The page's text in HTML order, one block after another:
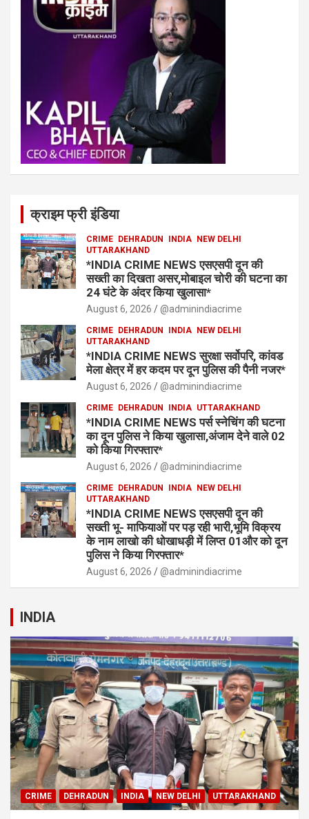
क्राइम फ्री इंडिया
CRIME DEHRADUN INDIA NEW DELHI
UTTARAKHAND
*INDIA CRIME NEWS एसएसपी दून की
सख्ती का दिखता असर,मोबाइल चोरी की घटना का
24 घंटे के अंदर किया खुलासा*
August 6, 2026 @adminindiacrime
CRIME DEHRADUN INDIA NEW DELHI
UTTARAKHAND
*INDIA CRIME NEWS सुरक्षा सर्वोपरि, कांवड
मेला क्षेत्र में हर कदम पर दून पुलिस की पैनी नजर*
August 6, 2026 @adminindiacrime
CRIME DEHRADUN INDIA UTTARAKHAND
*INDIA CRIME NEWS पर्स स्नेचिंग की घटना
का दून पुलिस ने किया खुलासा,अंजाम देने वाले 02
को किया गिरफ्तार*
August 6, 2026 @adminindiacrime
CRIME DEHRADUN INDIA NEW DELHI
UTTARAKHAND
*INDIA CRIME NEWS एसएसपी दून की
सख्ती भू- माफियाओं पर पड़ रही भारी,भूमि विक्रय
के नाम लाखो की धोखाधड़ी में लिप्त 01और को दून
पुलिस ने किया गिरफ्तार*
August 6, 2026 @adminindiacrime
INDIA
CRIME DEHRADUN INDIA NEW DELHI UTTARAKHAND